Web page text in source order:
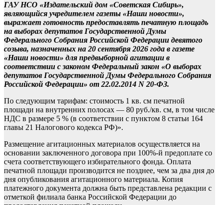
ГАУ НСО «Издательский дом «Советская Сибирь»,
являющийся учредителем газеты «Наши новости»,
выражает готовность предоставлять печатную площадь
на выборах депутатов Государственной Думы
Федерального Собрания Российской Федерации девятого
созыва, назначенных на 20 сентября 2026 года в газете
«Наши новости» для предвыборной агитации в
соответствии с законом Федеральный закон «О выборах
депутатов Государственной Думы Федерального Собрания
Российской Федерации» от 22.02.2014 N 20-ФЗ.
По следующим тарифам: стоимость 1 кв. см печатной
площади на внутренних полосах — 80 руб./кв. см, в том числе
НДС в размере 5 % (в соответствии с пунктом 8 статьи 164
главы 21 Налогового кодекса РФ)».
Размещение агитационных материалов осуществляется на
основании заключенного договора при 100%-й предоплате со
счета соответствующего избирательного фонда. Оплата
печатной площади производится не позднее, чем за два дня до
дня опубликования агитационного материала. Копия
платежного документа должна быть представлена редакции с
отметкой филиала банка Российской Федерации до